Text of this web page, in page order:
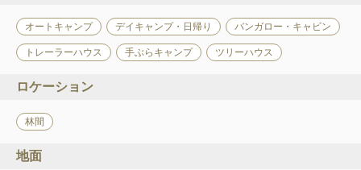
オートキャンプ デイキャンプ・日帰り バンガロー・キャビン
トレーラーハウス 手ぶらキャンプ ツリーハウス
ロケーション
林間
地面